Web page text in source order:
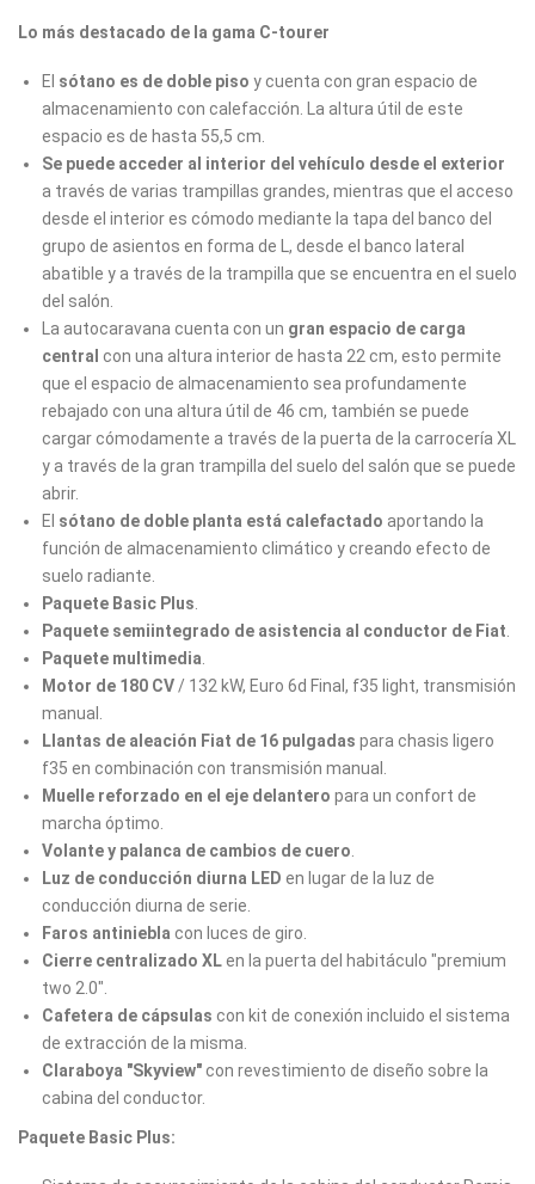
Lo más destacado de la gama C-tourer
El sótano es de doble piso y cuenta con gran espacio de
almacenamiento con calefacción. La altura útil de este
espacio es de hasta 55,5 cm.
Se puede acceder al interior del vehículo desde el exterior
a través de varias trampillas grandes, mientras que el acceso
desde el interior es cómodo mediante la tapa del banco del
grupo de asientos en forma de L, desde el banco lateral
abatible y a través de la trampilla que se encuentra en el suelo
del salón.
La autocaravana cuenta con un gran espacio de carga
central con una altura interior de hasta 22 cm, esto permite
que el espacio de almacenamiento sea profundamente
rebajado con una altura útil de 46 cm, también se puede
cargar cómodamente a través de la puerta de la carrocería XL
y a través de la gran trampilla del suelo del salón que se puede
abrir.
El sótano de doble planta está calefactado aportando la
función de almacenamiento climático y creando efecto de
suelo radiante.
Paquete Basic Plus
Paquete semiintegrado de asistencia al conductor de Fiat
Paquete multimedia
Motor de 180 CV / 132 kW, Euro 6d Final, f35 light, transmisión
manual.
Llantas de aleación Fiat de 16 pulgadas para chasis ligero
f35 en combinación con transmisión manual.
Muelle reforzado en el eje delantero para un confort de
marcha óptimo.
Volante y palanca de cambios de cuero
Luz de conducción diurna LED en lugar de la luz de
conducción diurna de serie.
Faros antiniebla con luces de giro.
Cierre centralizado XLen la puerta del habitáculo "premium
two 2.0".
Cafetera de cápsulas con kit de conexión incluido el sistema
de extracción de la misma.
Claraboya "Skyview" con revestimiento de diseño sobre la
cabina del conductor.
Paquete Basic Plus: